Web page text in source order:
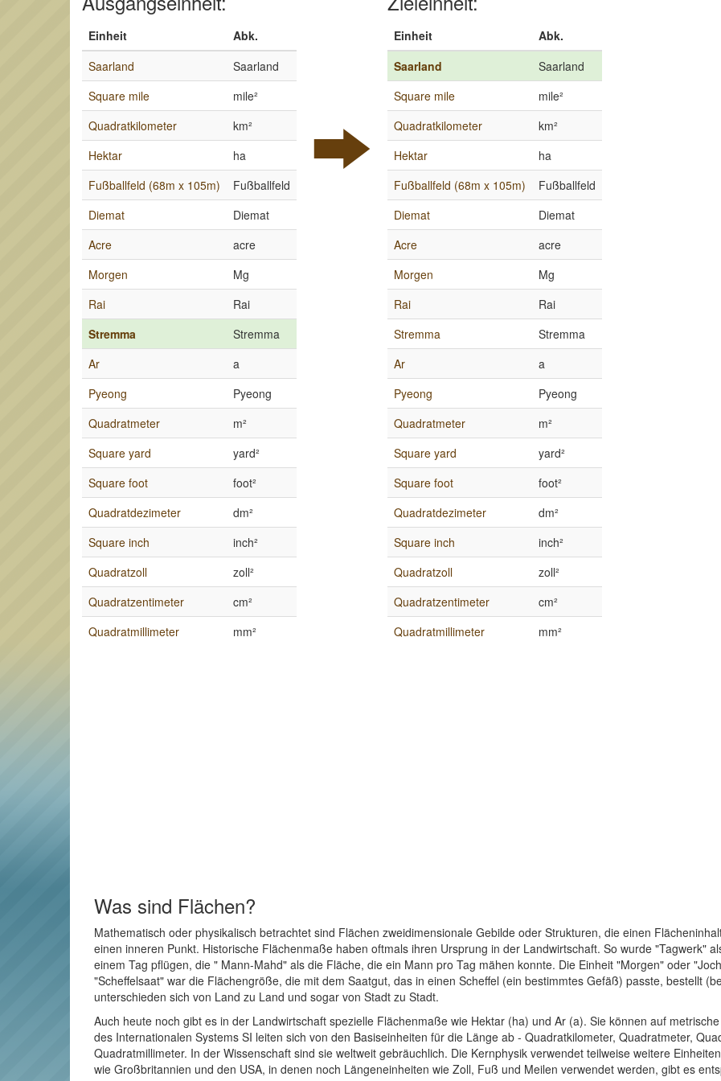
Einheit
Abk.
Saarland
Saarland
Square mile
mile²
Quadratkilometer
km²
Hektar
ha
Fußballfeld (68m x 105m)
Fußballfeld
Diemat
Diemat
Acre
acre
Morgen
Mg
Rai
Rai
Stremma
Stremma
Ar
a
Pyeong
Pyeong
Quadratmeter
m²
Square yard
yard²
Square foot
foot²
Quadratdezimeter
dm²
Square inch
inch²
Quadratzoll
zoll²
Quadratzentimeter
cm²
Quadratmillimeter
mm²
Einheit
Abk.
Saarland
Saarland
Square mile
mile²
Quadratkilometer
km²
Hektar
ha
Fußballfeld (68m x 105m)
Fußballfeld
Diemat
Diemat
Acre
acre
Morgen
Mg
Rai
Rai
Stremma
Stremma
Ar
a
Pyeong
Pyeong
Quadratmeter
m²
Square yard
yard²
Square foot
foot²
Quadratdezimeter
dm²
Square inch
inch²
Quadratzoll
zoll²
Quadratzentimeter
cm²
Quadratmillimeter
mm²
Was sind Flächen?
Mathematisch oder physikalisch betrachtet sind Flächen zweidimensionale Gebilde oder Strukturen, die einen
einen inneren Punkt. Historische Flächenmaße haben oftmals ihren Ursprung in der Landwirtschaft. So wurde "Tagwerk"
einem Tag pflügen, die " Mann-Mahd" als die Fläche, die ein Mann pro Tag mähen konnte. Die Einheit "Morgen" oder
"Scheffelsaat" war die Flächengröße, die mit dem Saatgut, das in einen Scheffel (ein bestimmtes Gefäß) passte, bestellt
unterschieden sich von Land zu Land und sogar von Stadt zu Stadt.
Auch heute noch gibt es in der Landwirtschaft spezielle Flächenmaße wie Hektar (ha) und Ar (a). Sie können auf
des Internationalen Systems SI leiten sich von den Basiseinheiten für die Länge ab - Quadratkilometer, Quadratmeter,
Quadratmillimeter. In der Wissenschaft sind sie weltweit gebräuchlich. Die Kernphysik verwendet teilweise weitere
wie Großbritannien und den USA, in denen noch Längeneinheiten wie Zoll, Fuß und Meilen verwendet werden, gibt es